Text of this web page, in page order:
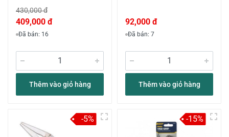
430,000 đ
409,000 đ
Đã bán: 16
Thêm vào giỏ hàng
92,000 đ
Đã bán: 7
Thêm vào giỏ hàng
-5% -15%